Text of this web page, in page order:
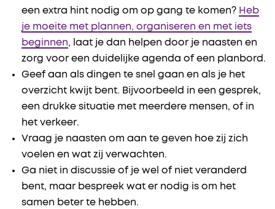
een extra hint nodig om op gang te komen? Heb
je moeite met plannen, organiseren en met iets
beginnen, laat je dan helpen door je naasten en
zorg voor een duidelijke agenda of een planbord.
Geef aan als dingen te snel gaan en als je het
overzicht kwijt bent. Bijvoorbeeld in een gesprek,
een drukke situatie met meerdere mensen, of in
het verkeer.
Vraag je naasten om aan te geven hoe zij zich
voelen en wat zij verwachten.
Ga niet in discussie of je wel of niet veranderd
bent, maar bespreek wat er nodig is om het
samen beter te hebben.